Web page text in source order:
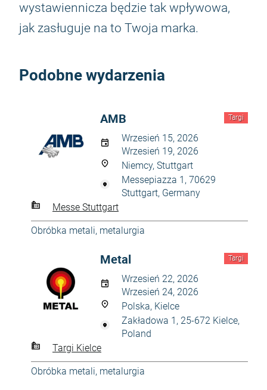
wystawiennicza będzie tak wpływowa,
jak zasługuje na to Twoja marka.
Podobne wydarzenia
Targi
AMB
Wrzesień 15, 2026
Wrzesień 19, 2026
Niemcy, Stuttgart
Messepiazza 1, 70629
Stuttgart, Germany
Messe Stuttgart
Obróbka metali, metalurgia
Targi
Metal
Wrzesień 22, 2026
Wrzesień 24, 2026
Polska, Kielce
Zakładowa 1, 25-672 Kielce,
Poland
Targi Kielce
Obróbka metali, metalurgia